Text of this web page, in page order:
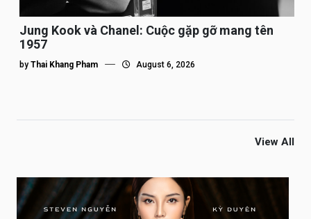
Jung Kook và Chanel: Cuộc gặp gỡ mang tên
1957
by Thai Khang Pham August 6, 2026
View All